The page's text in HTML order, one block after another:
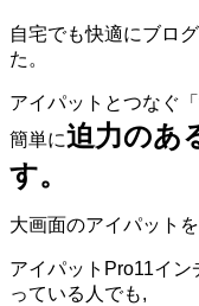
自宅でも快適にブロ
た。
アイパットとつなぐ
簡単に迫力のあ
す。
大画面のアイパット
アイパット Pro11イン
っている人でも,